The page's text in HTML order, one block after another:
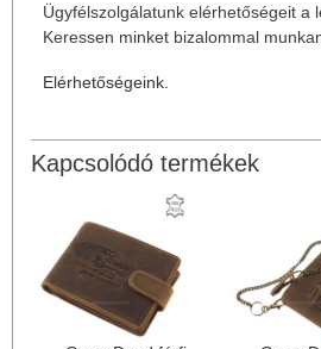
Ügyfélszolgálatunk elérhetőségeit a
Keressen minket bizalommal
Elérhetőségeink.
Kapcsolódó termékek